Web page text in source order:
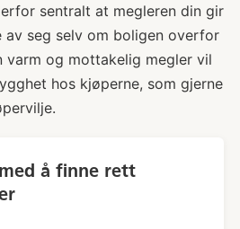
sentralt at megleren din gir
seg selv om boligen overfor
varm og mottakelig megler vil
hos kjøperne, som gjerne
å finne rett